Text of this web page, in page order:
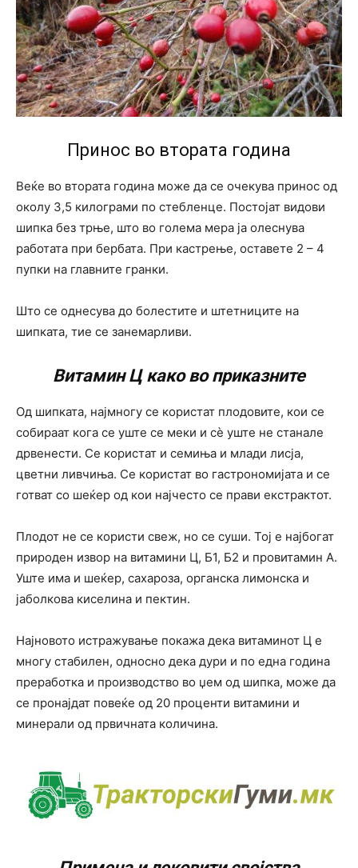
Принос во втората година
Веќе во втората година може да се очекува принос од
околу 3,5 килограми по стебленце. Постојат видови
шипка без трње, што во голема мера ја олеснува
работата при бербата. При кастрење, оставете 2 – 4
пупки на главните гранки.
Што се однесува до болестите и штетниците на
шипката, тие се занемарливи.
Витамин Ц како во приказните
Од шипката, најмногу се користат плодовите, кои се
собираат кога се уште се меки и сè уште не станале
дрвенести. Се користат и семиња и млади лисја,
цветни ливчиња. Се користат во гастрономијата и се
готват со шеќер од кои најчесто се прави екстрактот.
Плодот не се користи свеж, но се суши. Тој е најбогат
природен извор на витамини Ц, Б1, Б2 и провитамин А.
Уште има и шеќер, сахароза, органска лимонска и
јаболкова киселина и пектин.
Најновото истражување покажа дека витаминот Ц е
многу стабилен, односно дека дури и по една година
преработка и производство во џем од шипка, може да
се пронајдат повеќе од 20 проценти витамини и
минерали од првичната количина.